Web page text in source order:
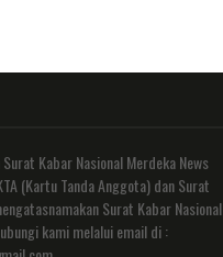
Kabar Nasional Merdeka News
(Kartu Tanda Anggota) dan Surat
Surat Kabar Nasional
kami melalui email di :